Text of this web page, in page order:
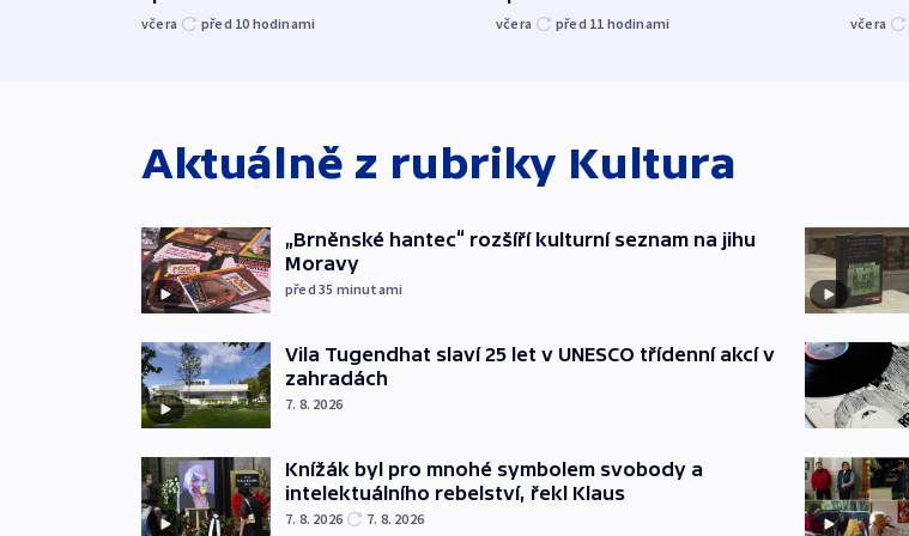
včera před 10 hodinami včera před 11 hodinami včera
Aktuálně z rubriky Kultura
„Brněnské hantec“ rozšíří kulturní seznam na jihu
Moravy
před 35 minutami
Vila Tugendhat slaví 25 let v UNESCO třídenní akcí v
zahradách
7. 8. 2026
Knížák byl pro mnohé symbolem svobody a
intelektuálního rebelství, řekl Klaus
7. 8. 2026 7. 8. 2026